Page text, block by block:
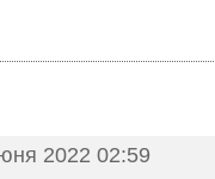
2022 02:59